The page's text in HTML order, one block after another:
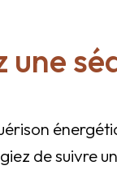
une
de suivre